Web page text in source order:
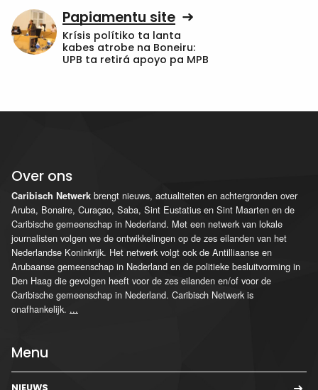
Papiamentu site
Krísis polítiko ta lanta
kabes atrobe na Boneiru:
UPB ta retirá apoyo pa MPB
Over ons
Caribisch Netwerk brengt nieuws, actualiteiten en achtergronden over
Aruba, Bonaire, Curaçao, Saba, Sint Eustatius en Sint Maarten en de
Caribische gemeenschap in Nederland. Met een netwerk van lokale
journalisten volgen we de ontwikkelingen op de zes eilanden van het
Nederlandse Koninkrijk. Het netwerk volgt ook de Antilliaanse en
Arubaanse gemeenschap in Nederland en de politieke besluitvorming in
Den Haag die gevolgen heeft voor de zes eilanden en/of voor de
Caribische gemeenschap in Nederland. Caribisch Netwerk is
onafhankelijk. ...
Menu
NIEUWS